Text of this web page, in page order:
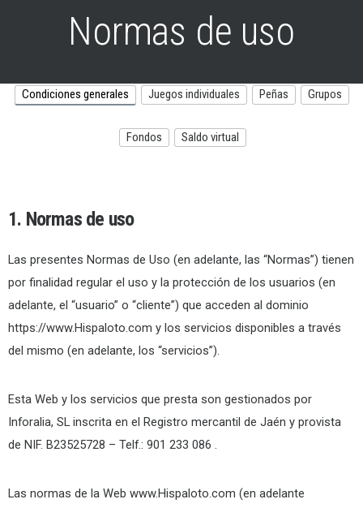
Normas de uso
Condiciones generales Juegos individuales Peñas Grupos
Fondos Saldo virtual
1. Normas de uso
Las presentes Normas de Uso (en adelante, las “Normas”) tienen
por finalidad regular el uso y la protección de los usuarios (en
adelante, el “usuario” o “cliente”) que acceden al dominio
https://www.Hispaloto.com y los servicios disponibles a través
del mismo (en adelante, los “servicios”).
Esta Web y los servicios que presta son gestionados por
Inforalia, SL inscrita en el Registro mercantil de Jaén y provista
de NIF. B23525728 – Telf.: 901 233 086 .
Las normas de la Web www.Hispaloto.com (en adelante